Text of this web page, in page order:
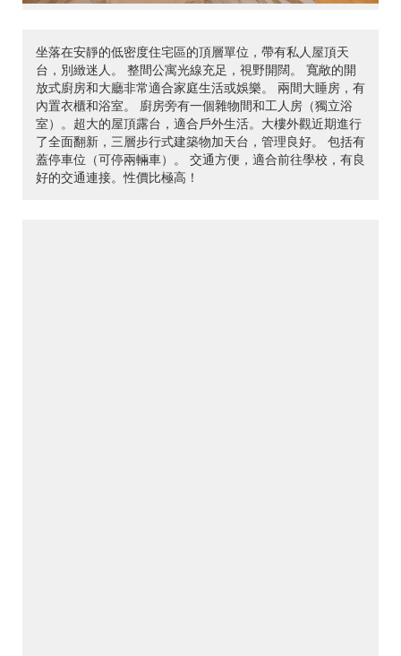
坐落在安靜的低密度住宅區的頂層單位，帶有私人屋頂天
台，別緻迷人。 整間公寓光線充足，視野開闊。 寬敞的開
放式廚房和大廳非常適合家庭生活或娛樂。 兩間大睡房，有
內置衣櫃和浴室。 廚房旁有一個雜物間和工人房（獨立浴
室）。超大的屋頂露台，適合戶外生活。大樓外觀近期進行
了全面翻新，三層步行式建築物加天台，管理良好。 包括有
蓋停車位（可停兩輛車）。 交通方便，適合前往學校，有良
好的交通連接。性價比極高！